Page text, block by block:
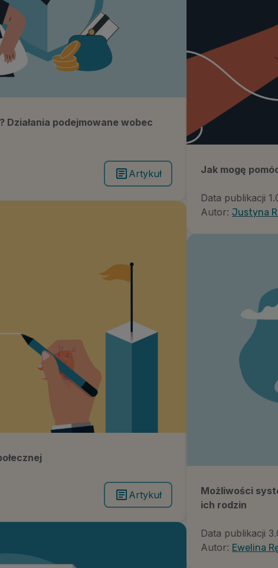
Działania podejmowane wobec
Artykuł
Artykuł
Jak mogę
Data publikacji
Autor: Justyna
Możliwości
ich rodzin
Data publikacji
Autor: Ewelina